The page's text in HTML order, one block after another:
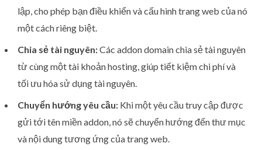
lập, cho phép bạn điều khiển và cấu hình trang web của nó
một cách riêng biệt.
Chia sẻ tài nguyên:Các addon domain chia sẻ tài nguyên
từ cùng một tài khoản hosting, giúp tiết kiệm chi phí và
tối ưu hóa sử dụng tài nguyên.
Chuyển hướng yêu cầu: Khi một yêu cầu truy cập được
gửi tới tên miền addon, nó sẽ chuyển hướng đến thư mục
và nội dung tương ứng của trang web.